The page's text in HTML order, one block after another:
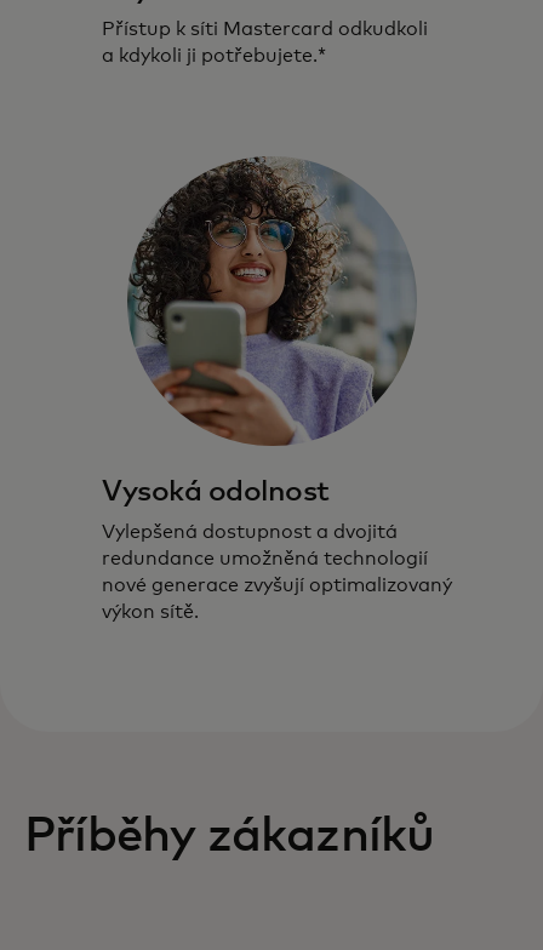
Přístup k síti Mastercard odkudkoli
a kdykoli ji potřebujete.*
Vysoká odolnost
Vylepšená dostupnost a dvojitá
redundance umožněná technologií
nové generace zvyšují optimalizovaný
výkon sítě.
Příběhy zákazníků